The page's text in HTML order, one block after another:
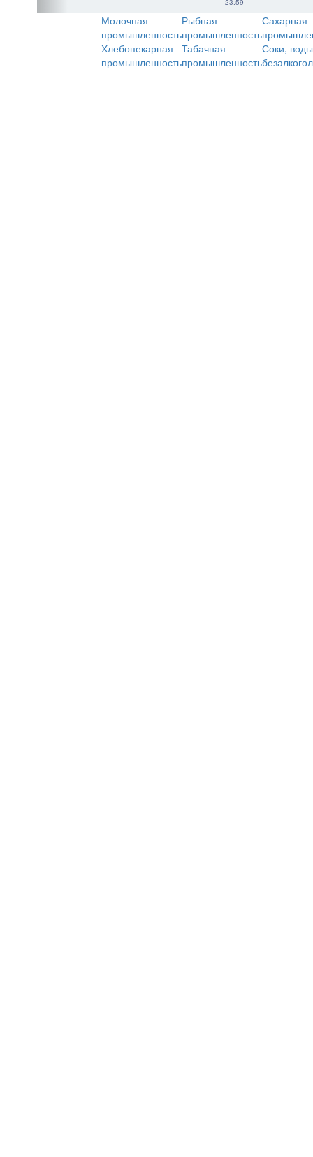
23:59
Молочная
промышленность
Рыбная
промышленность
Сахарная
Хлебопекарная
промышленность
Табачная
промышленность
Соки,